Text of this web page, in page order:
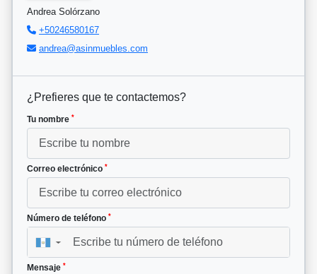
Andrea Solórzano
+50246580167
andrea@asinmuebles.com
¿Prefieres que te contactemos?
Tu nombre *
Correo electrónico *
Número de teléfono *
▼
Mensaje *